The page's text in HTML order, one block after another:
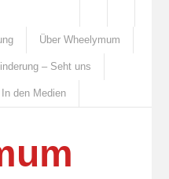
Über Wheelymum
– Seht uns
In den Medien